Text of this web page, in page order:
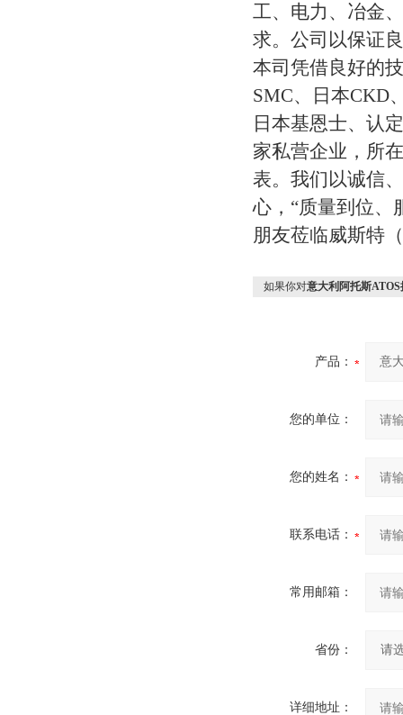
工、电力、冶金
求。公司以保证
本司凭借良好的
SMC、日本CKD
日本基恩士、认
家私营企业，所
表。我们以诚信
心，“质量到位、
朋友莅临威斯特
如果你对意大利阿托斯
产品：
您的单位：
您的姓名：
联系电话：
常用邮箱：
省份：
详细地址：